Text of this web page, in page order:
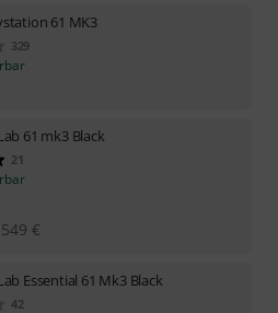
61 MK3
329
61 mk3 Black
21
549 €
Essential 61 Mk3 Black
42